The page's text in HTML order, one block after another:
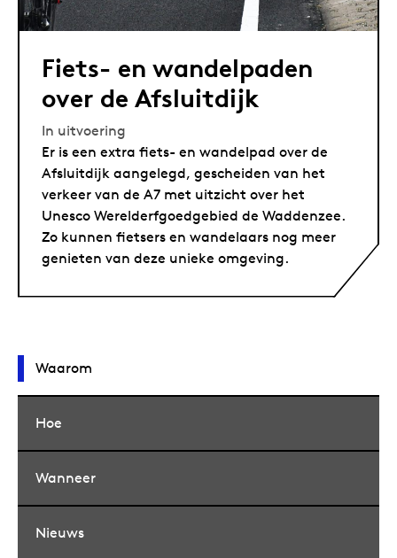
Fiets- en wandelpaden
over de Afsluitdijk
In uitvoering
Er is een extra fiets- en wandelpad over de
Afsluitdijk aangelegd, gescheiden van het
verkeer van de A7 met uitzicht over het
Unesco Werelderfgoedgebied de Waddenzee.
Zo kunnen fietsers en wandelaars nog meer
genieten van deze unieke omgeving.
Waarom
Hoe
Wanneer
Nieuws